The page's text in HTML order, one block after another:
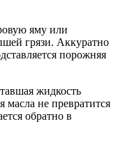
яму или
грязи. Аккуратно
порожняя
жидкость
масла не превратится
обратно в